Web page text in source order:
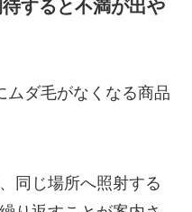
すると不満が出や
ムダ毛がなくなる商品
同じ場所へ照射する